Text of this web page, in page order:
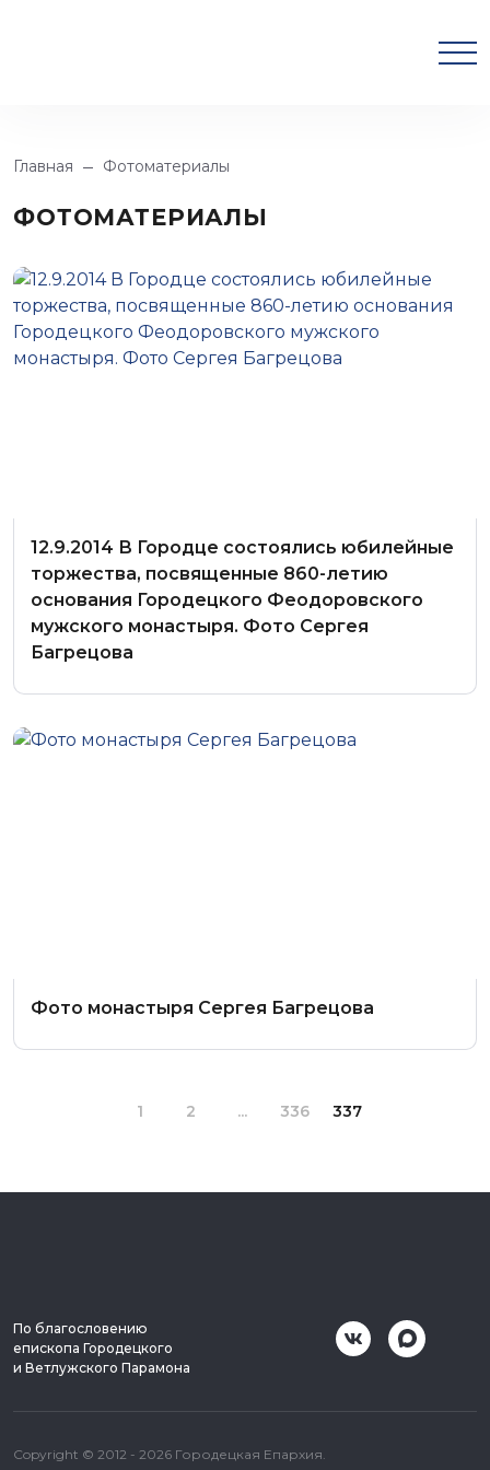
Главная Фотоматериалы
ФОТОМАТЕРИАЛЫ
12.9.2014 В Городце состоялись юбилейные
торжества, посвященные 860-летию
основания Городецкого Феодоровского
мужского монастыря. Фото Сергея
Багрецова
Фото монастыря Сергея Багрецова
1 2 ... 336 337
По благословению
епископа Городецкого
и Ветлужского Парамона
Copyright © 2012 - 2026 Городецкая Епархия.